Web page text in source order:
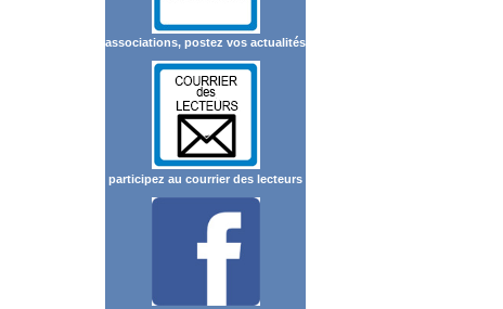
associations, postez vos actualités
participez au courrier des lecteurs